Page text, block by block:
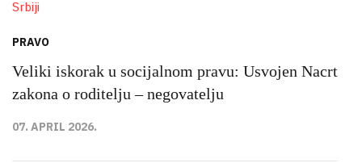
PRAVO
Veliki iskorak u socijalnom pravu: Usvojen Nacrt
zakona o roditelju – negovatelju
07. APRIL 2026.